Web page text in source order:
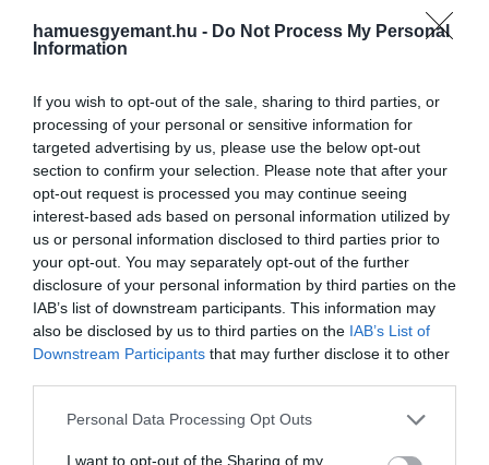
hamuesgyemant.hu - Do Not Process My Personal
Information
If you wish to opt-out of the sale, sharing to third parties, or
processing of your personal or sensitive information for
targeted advertising by us, please use the below opt-out
section to confirm your selection. Please note that after your
opt-out request is processed you may continue seeing
interest-based ads based on personal information utilized by
us or personal information disclosed to third parties prior to
your opt-out. You may separately opt-out of the further
disclosure of your personal information by third parties on the
IAB’s list of downstream participants. This information may
also be disclosed by us to third parties on the IAB’s List of
Downstream Participants that may further disclose it to other
Please note that this website/app uses one or more Google
not limited to your visit or usage behaviour. You may click to
Personal Data Processing Opt Outs
I want to opt-out of the Sharing of my
Észak-Korea a világ egyik
legelszigeteltebb állama, amelyet szigorú
nehezen érthető szabályok határoznak
meg. Az ország működése sokszor annyira
eltér a megszokottól, hogy a róla szóló
hírek inkább tűnnek abszurd
filmforgatókönyvnek, mint valóságnak.
hihetetlen tény Észak-
HAMU ÉS GYÉMÁNT